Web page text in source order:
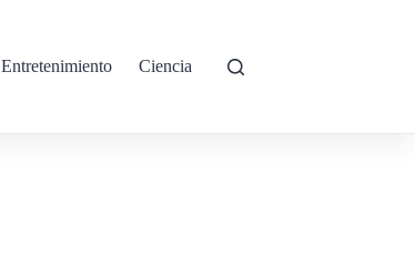
Entretenimiento Ciencia